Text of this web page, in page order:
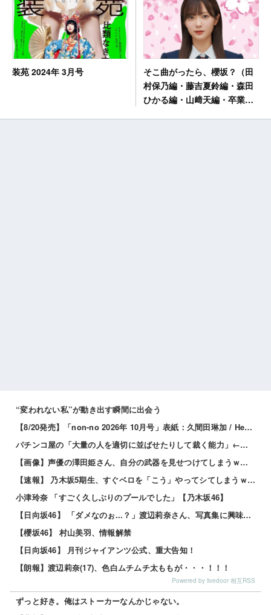
装苑 2024年 3月号
そこ曲がったら、櫻坂？（田
村保乃編・藤吉夏鈴編・森田
ひかる編・山﨑天編・卒業生
“変われない私”が動き出す瞬間に出会う
【8/20発売】「non-no 2026年 10月号」表紙：久間田琳加 / Hearts2Hearts
パチンコ屋の「大量の人を適切に並ばせたりして裁く能力」←これガチで凄いよなｗｗｗ
【画像】声優の澤田姫さん、自分の武器を見せつけてしまうｗｗｗｗ
【速報】 乃木坂5期生、すぐベロを「こう」やってシてしまうｗｗｗｗｗｗ
小津玲奈 「すごく久しぶりのプールでした」【乃木坂46】
【日向坂46】 「ダメなのぉ...？」渡辺莉奈さん、写真集に興味津々
【櫻坂46】 村山美羽、情報解禁
【日向坂46】 月刊ジャイアンツ公式、重大告知！
【朗報】渡辺莉奈(17)、色白ムチムチ太ももが・・・！！！
Powered by livedoor 相互RSS
ずっと好き。俺はストーカーなんかじゃない。